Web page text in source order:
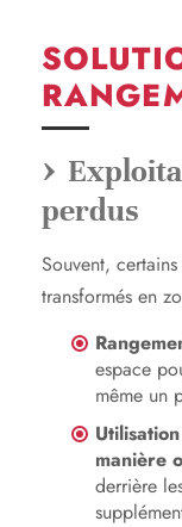
perdus
Souvent,
transformés en
espace
même un
manière
derrière